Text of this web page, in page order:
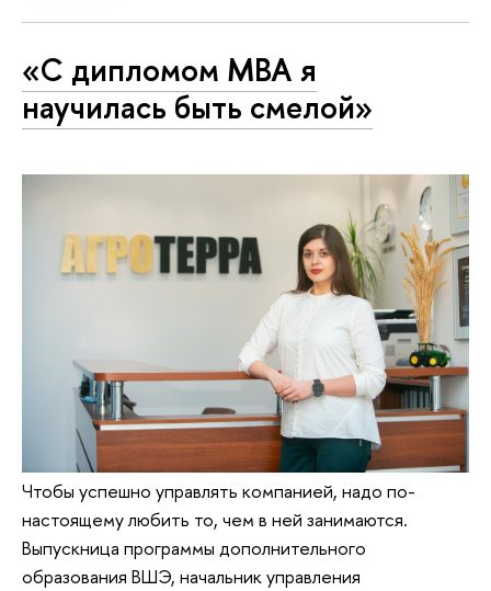
«С дипломом МВА я
научилась быть смелой»
Чтобы успешно управлять компанией, надо по-
настоящему любить то, чем в ней занимаются.
Выпускница программы дополнительного
образования ВШЭ, начальник управления